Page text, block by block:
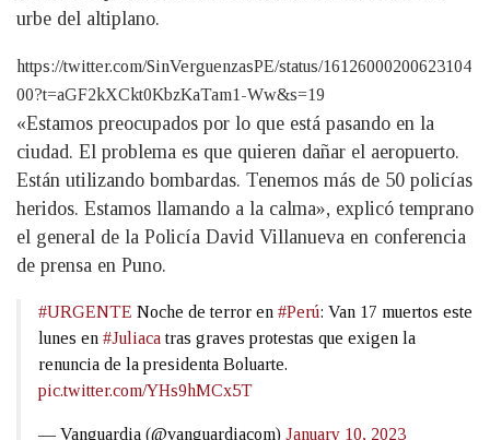
urbe del altiplano.
https://twitter.com/SinVerguenzasPE/status/16126000200623104
00?t=aGF2kXCkt0KbzKaTam1-Ww&s=19
«Estamos preocupados por lo que está pasando en la
ciudad. El problema es que quieren dañar el aeropuerto.
Están utilizando bombardas. Tenemos más de 50 policías
heridos. Estamos llamando a la calma», explicó temprano
el general de la Policía David Villanueva en conferencia
de prensa en Puno.
#URGENTE Noche de terror en #Perú: Van 17 muertos este
lunes en #Juliacatras graves protestas que exigen la
renuncia de la presidenta Boluarte.
pic.twitter.com/YHs9hMCx5T
— Vanguardia (@vanguardiacom) January 10, 2023